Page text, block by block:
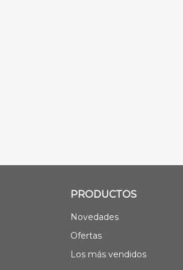
PRODUCTOS
Novedades
Ofertas
Los más vendidos